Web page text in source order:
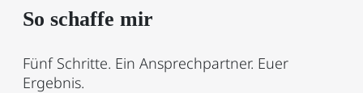
So schaffe mir
Fünf Schritte. Ein Ansprechpartner. Euer
Ergebnis.